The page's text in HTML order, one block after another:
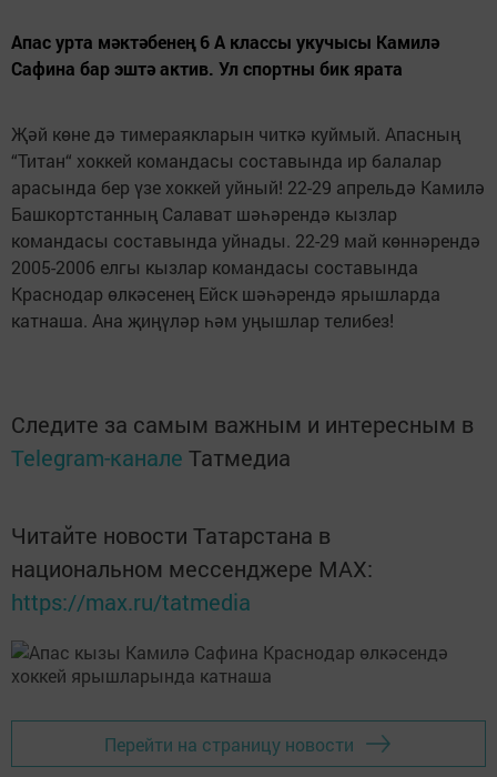
Апас урта мәктәбенең 6 А классы укучысы Камилә
Сафина бар эштә актив. Ул спортны бик ярата
Җәй көне дә тимераякларын читкә куймый. Апасның
“Титан“ хоккей командасы составында ир балалар
арасында бер үзе хоккей уйный! 22-29 апрельдә Камилә
Башкортстанның Салават шәһәрендә кызлар
командасы составында уйнады. 22-29 май көннәрендә
2005-2006 елгы кызлар командасы составында
Краснодар өлкәсенең Ейск шәһәрендә ярышларда
катнаша. Ана җиңүләр һәм уңышлар телибез!
Следите за самым важным и интересным в
Telegram-канале Татмедиа
Читайте новости Татарстана в
национальном мессенджере MАХ:
https://max.ru/tatmedia
Перейти на страницу новости